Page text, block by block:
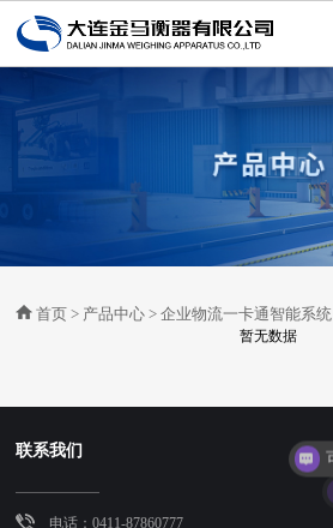
首页 > 产品中心 >企业物流一卡通智能系统
暂无数据
联系我们
电话：0411-87860777